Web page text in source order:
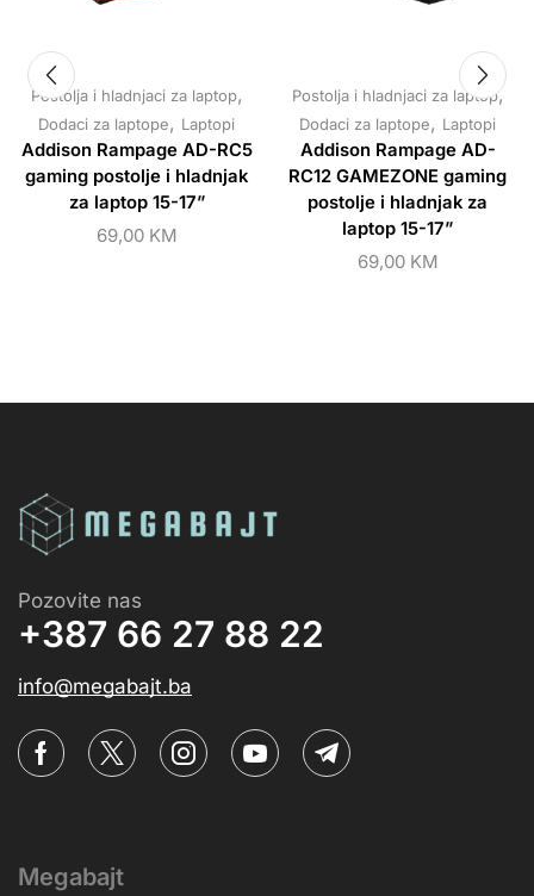
Postolja i hladnjaci za laptop,
Dodaci za laptope, Laptopi
Addison Rampage AD-RC5
gaming postolje i hladnjak
za laptop 15-17”
69,00 KM
Postolja i hladnjaci za laptop,
Dodaci za laptope, Laptopi
Addison Rampage AD-
RC12 GAMEZONE gaming
postolje i hladnjak za
laptop 15-17”
69,00 KM
Pozovite nas
+387 66 27 88 22
info@megabajt.ba
Megabajt